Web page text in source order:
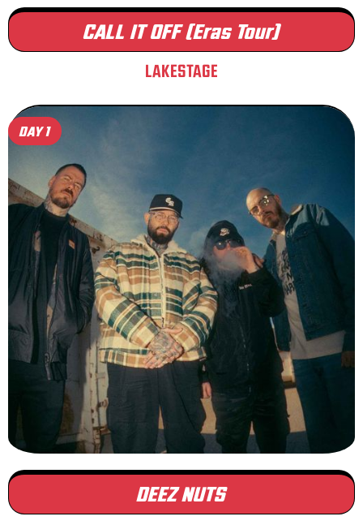
CALL IT OFF (Eras Tour)
LAKESTAGE
DAY 1
DEEZ NUTS